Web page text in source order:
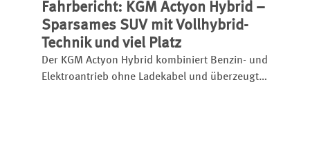
Limousine startet bereits ab 46.600 Euro und
setzt etablierte Rivalen unter Druck.
Fahrbericht: KGM Actyon Hybrid –
Sparsames SUV mit Vollhybrid-
Technik und viel Platz
Der KGM Actyon Hybrid kombiniert Benzin- und
Elektroantrieb ohne Ladekabel und überzeugt